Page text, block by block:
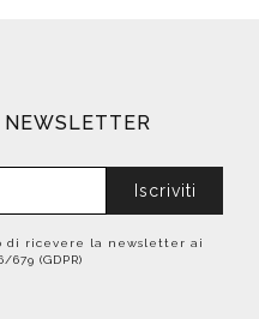
Iscriviti
di ricevere la newsletter ai
(GDPR)